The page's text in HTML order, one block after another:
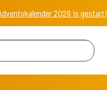
2026 is